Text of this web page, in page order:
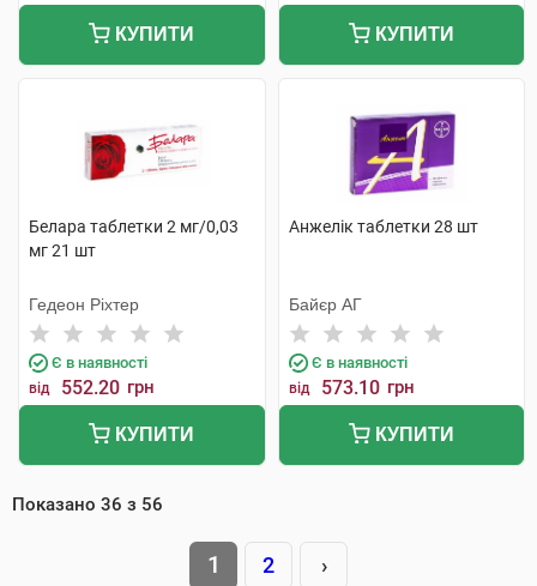
КУПИТИ КУПИТИ
Белара таблетки 2 мг/0,03
мг 21 шт
Гедеон Ріхтер
Є в наявності
від 552.20 грн
КУПИТИ
Анжелік таблетки 28 шт
Байєр АГ
Є в наявності
від 573.10 грн
КУПИТИ
Показано 36 з 56
1 2 ›